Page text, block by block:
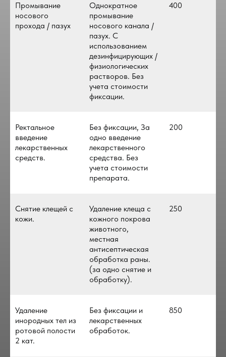
Промывание
носового
прохода / пазух
Однократное
промывание
носового канала /
пазух. С
использованием
дезинфицирующих /
физиологических
растворов. Без
учета стоимости
фиксации.
400
Ректальное
введение
лекарственных
средств.
Без фиксации, За
одно введение
лекарственного
средства. Без
учета стоимости
препарата.
200
Снятие клещей с
кожи.
Удаление клеща с
кожного покрова
животного,
местная
антисептическая
обработка раны.
(за одно снятие и
обработку).
250
Удаление
инородных тел из
ротовой полости
2 кат.
Без фиксации и
лекарственных
обработок.
850